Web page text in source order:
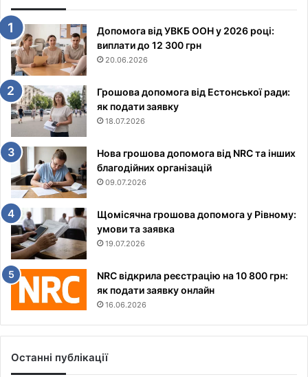
Допомога від УВКБ ООН у 2026 році:
виплати до 12 300 грн
20.06.2026
Грошова допомога від Естонської ради:
як подати заявку
18.07.2026
Нова грошова допомога від NRC та інших
благодійних організацій
09.07.2026
Щомісячна грошова допомога у Рівному:
умови та заявка
19.07.2026
NRC відкрила реєстрацію на 10 800 грн:
як подати заявку онлайн
16.06.2026
Останні публікації